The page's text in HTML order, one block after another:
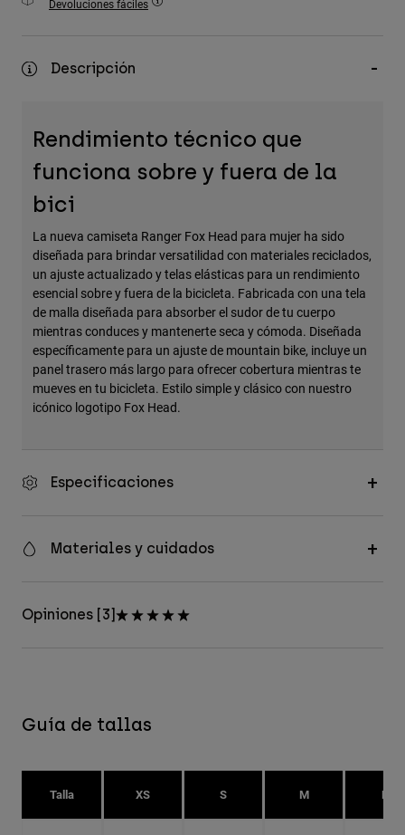
Accesorios
Bolsas y Mochilas
Ver todo
Devoluciones fáciles
Descripción
Rendimiento técnico que
funciona sobre y fuera de la
bici
La nueva camiseta Ranger Fox Head para mujer ha sido
diseñada para brindar versatilidad con materiales reciclados,
un ajuste actualizado y telas elásticas para un rendimiento
esencial sobre y fuera de la bicicleta. Fabricada con una tela
de malla diseñada para absorber el sudor de tu cuerpo
mientras conduces y mantenerte seca y cómoda. Diseñada
específicamente para un ajuste de mountain bike, incluye un
panel trasero más largo para ofrecer cobertura mientras te
mueves en tu bicicleta. Estilo simple y clásico con nuestro
icónico logotipo Fox Head.
Especificaciones
Materiales y cuidados
Opiniones [3]
Guía de tallas
Talla XS S M L